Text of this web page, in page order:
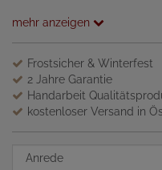
mehr anzeigen
Frostsicher & Winterfest
2 Jahre Garantie
Handarbeit
kostenloser Versand in
Anrede